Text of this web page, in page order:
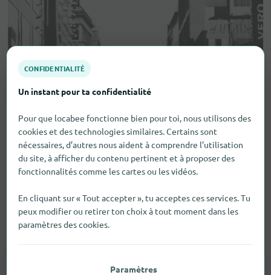
Aides visuelles et auditives
CONFIDENTIALITÉ
Un instant pour ta confidentialité
Pour que locabee fonctionne bien pour toi, nous utilisons des
cookies et des technologies similaires. Certains sont
nécessaires, d’autres nous aident à comprendre l’utilisation
du site, à afficher du contenu pertinent et à proposer des
fonctionnalités comme les cartes ou les vidéos.
En cliquant sur « Tout accepter », tu acceptes ces services. Tu
peux modifier ou retirer ton choix à tout moment dans les
paramètres des cookies.
Paramètres